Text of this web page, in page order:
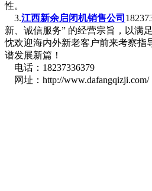
性。
3.江西新余启闭机销售公司
新、诚信服务” 的经营宗旨，以满
忱欢迎海内外新老客户前来考察指
谱发展新篇！
电话：18237336379
网址：http://www.dafangqizji.com/